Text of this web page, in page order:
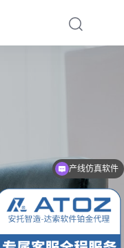
达索正版软件